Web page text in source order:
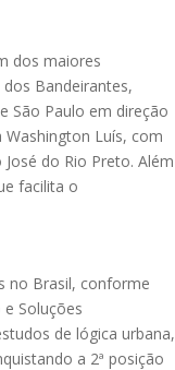
dos maiores
Bandeirantes,
São Paulo em direção
Luís, com
do Rio Preto. Além
facilita o
no Brasil, conforme
Soluções
de lógica urbana,
a 2ª posição